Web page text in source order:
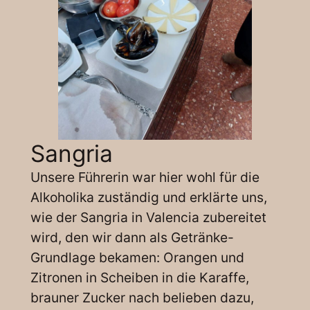
Sangria
Unsere Führerin war hier wohl für die
Alkoholika zuständig und erklärte uns,
wie der Sangria in Valencia zubereitet
wird, den wir dann als Getränke-
Grundlage bekamen: Orangen und
Zitronen in Scheiben in die Karaffe,
brauner Zucker nach belieben dazu,